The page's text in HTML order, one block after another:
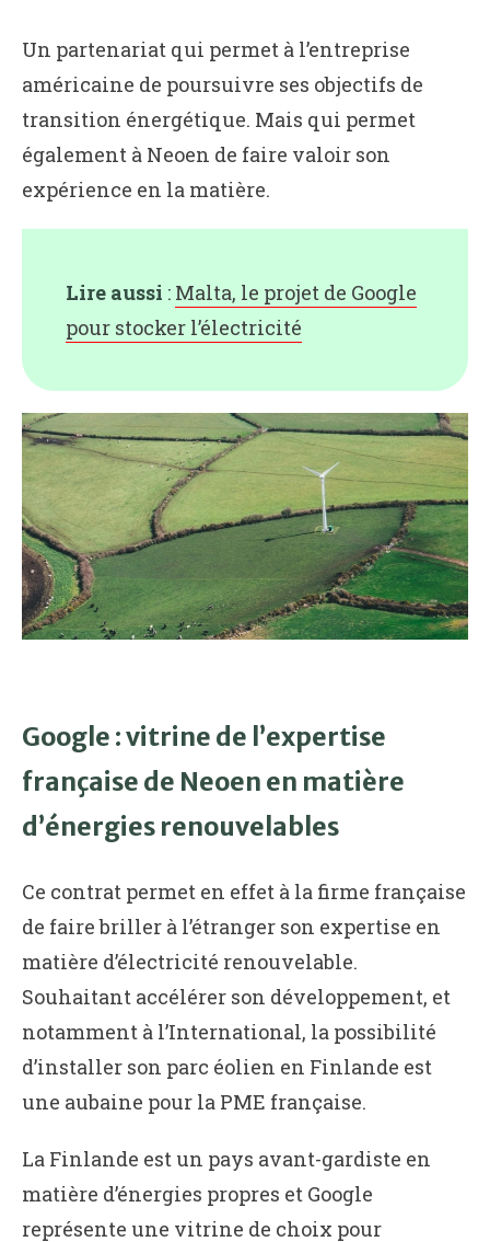
Un partenariat qui permet à l’entreprise
américaine de poursuivre ses objectifs de
transition énergétique. Mais qui permet
également à Neoen de faire valoir son
expérience en la matière.
Lire aussi : Malta, le projet de Google
pour stocker l’électricité
Google : vitrine de l’expertise
française de Neoen en matière
d’énergies renouvelables
Ce contrat permet en effet à la firme française
de faire briller à l’étranger son expertise en
matière d’électricité renouvelable.
Souhaitant accélérer son développement, et
notamment à l’International, la possibilité
d’installer son parc éolien en Finlande est
une aubaine pour la PME française.
La Finlande est un pays avant-gardiste en
matière d’énergies propres et Google
représente une vitrine de choix pour